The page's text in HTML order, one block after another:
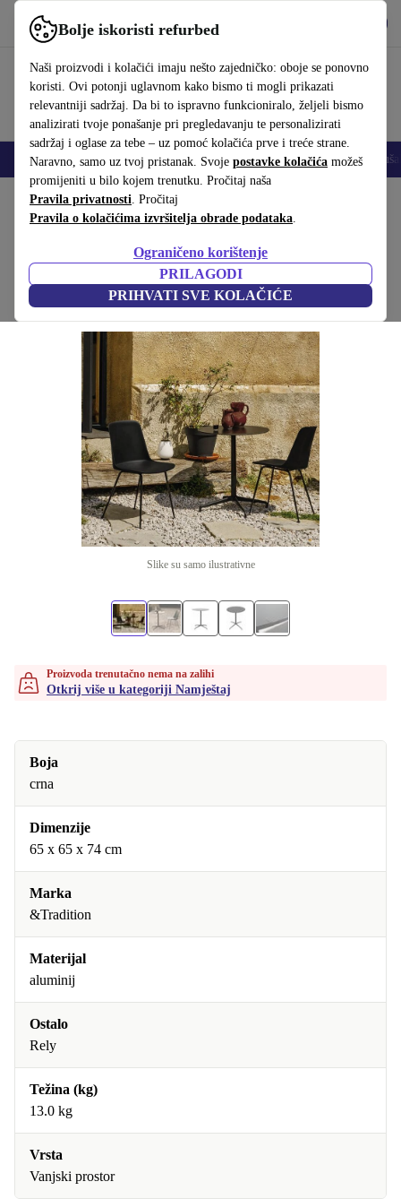
Bolje iskoristi refurbed
Naši proizvodi i kolačići imaju nešto zajedničko: oboje se ponovno
koristi. Ovi potonji uglavnom kako bismo ti mogli prikazati
relevantniji sadržaj. Da bi to ispravno funkcioniralo, željeli bismo
analizirati tvoje ponašanje pri pregledavanju te personalizirati
sadržaj i oglase za tebe – uz pomoć kolačića prve i treće strane.
Naravno, samo uz tvoj pristanak. Svoje postavke kolačića možeš
promijeniti u bilo kojem trenutku. Pročitaj naša
Pravila privatnosti. Pročitaj
Pravila o kolačićima izvršitelja obrade podataka.
Ograničeno korištenje
PRILAGODI
PRIHVATI SVE KOLAČIĆE
Koristi refurbed brzo i jednostavno
Mobiteli Prijenosna računala Tableti Pametni satovi Dodaci
Početna stranica Proizvodi Kućanstvo
Rely ATD5 vanjski stol crn
Crna
(Prikupljanje recenzija)
Slike su samo ilustrativne
Proizvoda trenutačno nema na zalihi
Otkrij više u kategoriji Namještaj
Boja
crna
Dimenzije
65 x 65 x 74 cm
Marka
&Tradition
Materijal
aluminij
Ostalo
Rely
Težina (kg)
13.0 kg
Vrsta
Vanjski prostor